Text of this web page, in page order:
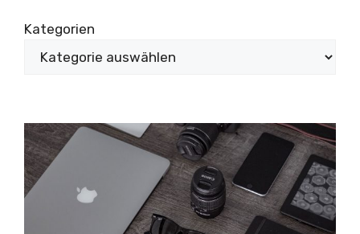
Kategorien